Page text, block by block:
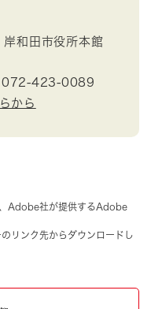
和田市役所本館
072-423-0089
から
、Adobe社が提供するAdobe
リンク先からダウンロードし